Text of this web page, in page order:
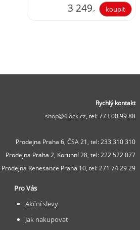
3 249,-
Rychlý kontakt
shop
4lock.cz, tel: 773 00 99 88
Prodejna Praha 6, ČSA 21, tel: 233 310 310
Prodejna Praha 2, Korunní 28, tel: 222 522 077
Prodejna Renesance Praha 10, tel: 271 74 29 29
Pro Vás
Akční slevy
Jak nakupovat